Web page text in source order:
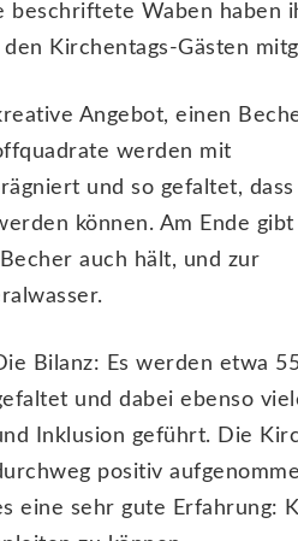
beschriftete Waben haben
Kirchentags-Gästen
Angebot, einen
werden mit
und so gefaltet, dass
können. Am Ende gibt
auch hält, und zur
Bilanz: Es werden etwa
und dabei ebenso
Inklusion geführt. Die
positiv
eine sehr gute Erfahrung: